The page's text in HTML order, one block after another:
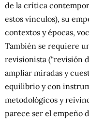
de la crítica
estos vínculos), su
contextos y épocas,
También se requiere
revisionista (“revisión
ampliar miradas y
equilibrio y con
metodológicos y
parece ser el empeño